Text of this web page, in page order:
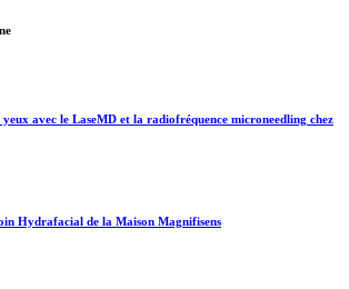
avec le LaseMD et la radiofréquence microneedling chez
Hydrafacial de la Maison Magnifisens